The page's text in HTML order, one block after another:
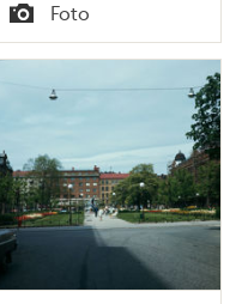
Tid
Typ
Foto